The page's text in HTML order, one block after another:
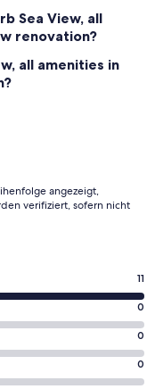
Sea View, all
renovation?
all amenities in
angezeigt,
verifiziert, sofern nicht
11
0
0
0